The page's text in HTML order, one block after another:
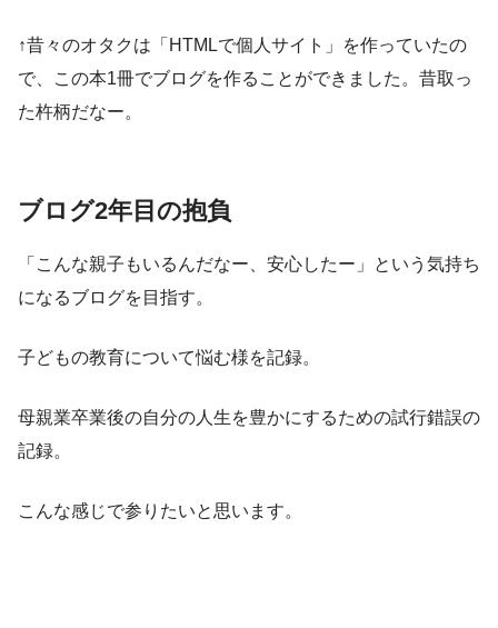
↑昔々のオタクは「HTMLで個人サイト」を作っていたの
で、この本1冊でブログを作ることができました。昔取っ
た杵柄だなー。
ブログ2年目の抱負
「こんな親子もいるんだなー、安心したー」という気持ち
になるブログを目指す。
子どもの教育について悩む様を記録。
母親業卒業後の自分の人生を豊かにするための試行錯誤の
記録。
こんな感じで参りたいと思います。